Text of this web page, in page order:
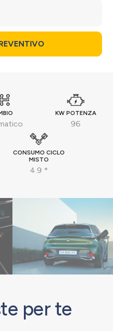
KW POTENZA
96
CONSUMO CICLO
MISTO
4.9 *
per te